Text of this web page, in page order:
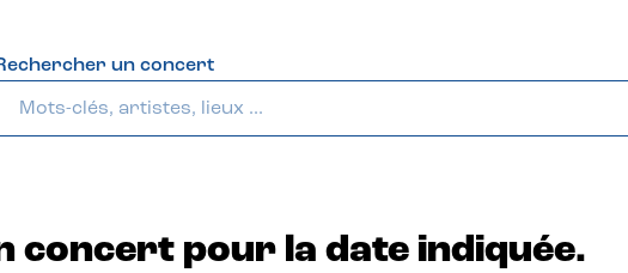
un concert
concert pour la date indiquée.